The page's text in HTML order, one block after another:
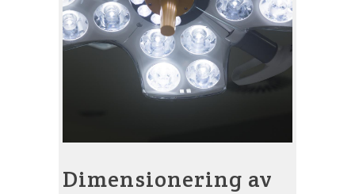
Dimensionering av